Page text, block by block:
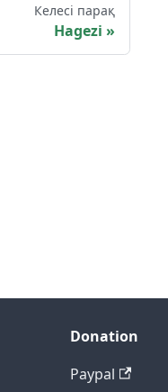
Келесі парақ
Hagezi
Donation
Paypal